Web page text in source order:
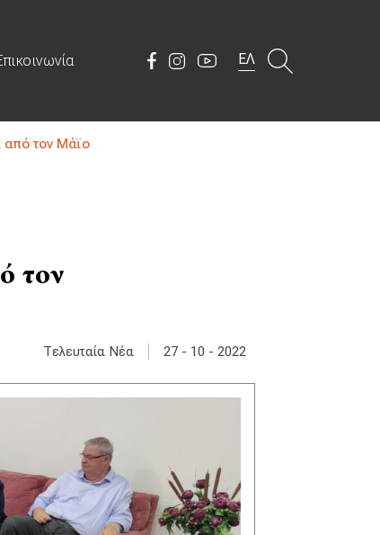
ΕΛ
από τον Μάϊο
τον
Τελευταία Νέα | 27 - 10 - 2022